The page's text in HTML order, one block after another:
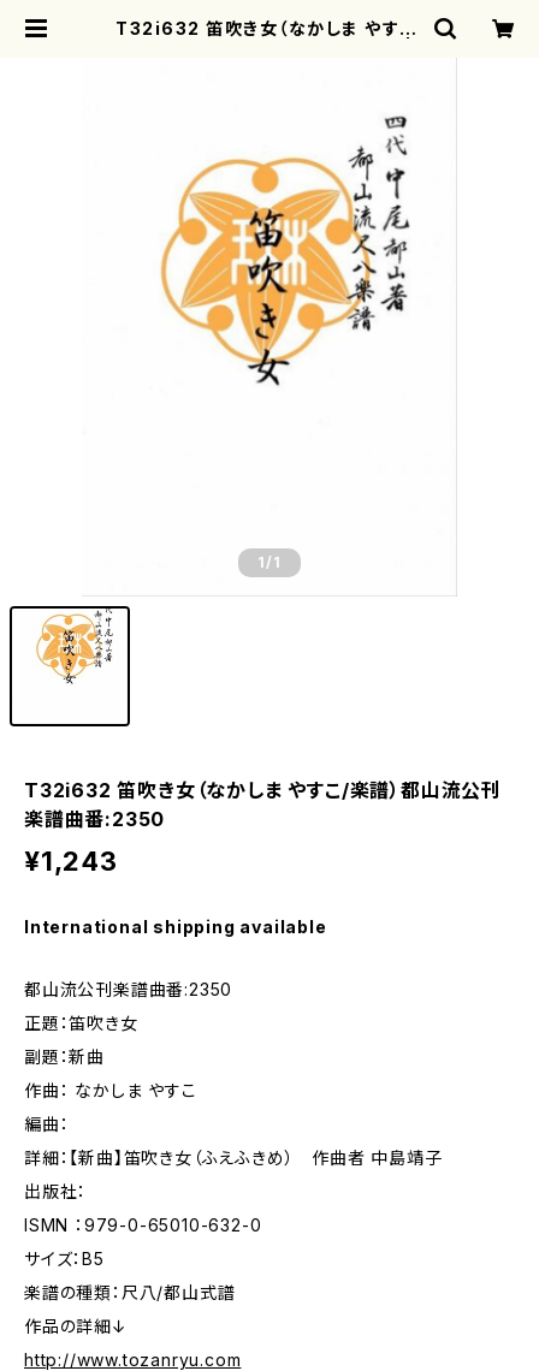
T32i632 笛吹き女（なかしま やすこ/
1 /1
T32i632 笛吹き女（なかしま やすこ/楽譜）都山流公刊
楽譜曲番:2350
¥1,243
International shipping available
都山流公刊楽譜曲番:2350
正題：笛吹き女
副題：新曲
作曲： なかしま やすこ
編曲：
詳細：【新曲】笛吹き女（ふえふきめ） 作曲者 中島靖子
出版社：
ISMN ：979-0-65010-632-0
サイズ：B5
楽譜の種類：尺八/都山式譜
作品の詳細↓
http://www.tozanryu.com